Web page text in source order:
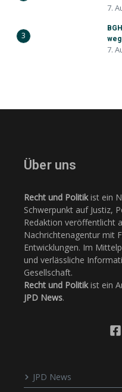
7.
3
7.
Über uns
Recht und Politikist ein
Schwerpunkt auf Justiz,
Redaktion veröffentlicht
Nachrichtenagentur mit
Entwicklungen. Im
und verlässliche
Gesellschaft.
Recht und Politikist ein
JPD News.
JPD News